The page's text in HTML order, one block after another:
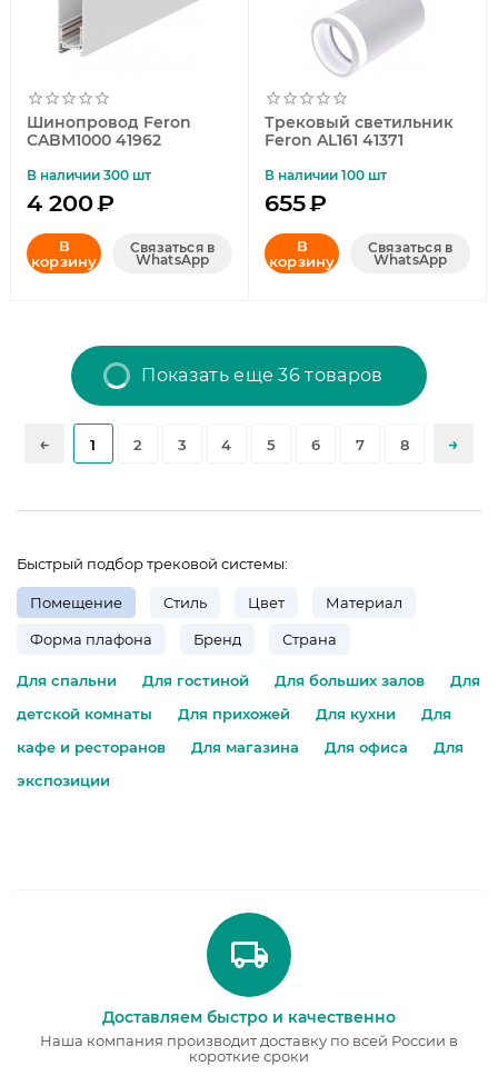
Шинопровод Feron
CABM1000 41962
В наличии 300 шт
4 200₽
В
корзину
Связаться в
WhatsApp
Трековый светильник
Feron AL161 41371
В наличии 100 шт
655₽
В
корзину
Связаться в
WhatsApp
Показать еще 36 товаров
1 2 3 4 5 6 7 8
Быстрый подбор трековой системы:
Помещение Стиль Цвет Материал
Форма плафона Бренд Страна
Для спальни Для гостиной Для больших залов
Для
детской комнаты
Для прихожей Для кухни
Для
кафе и ресторанов
Для магазина Для офиса
Для
экспозиции
Доставляем быстро и качественно
Наша компания производит доставку по всей России в
короткие сроки